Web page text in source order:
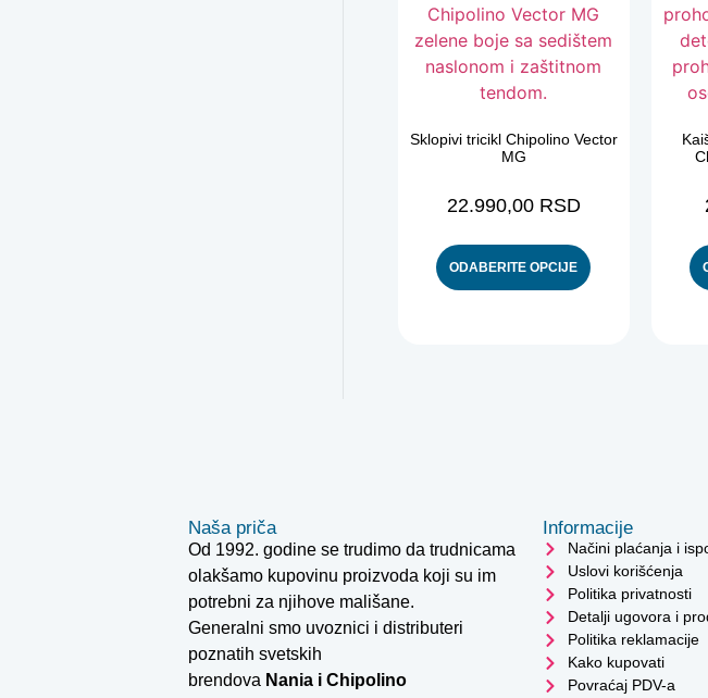
Sklopivi tricikl Chipolino Vector
MG
22.990,00 RSD
ODABERITE OPCIJE
Naša priča
Od 1992. godine se trudimo da trudnicama
olakšamo kupovinu proizvoda koji su im
potrebni za njihove mališane.
Generalni smo uvoznici i distributeri
poznatih svetskih
brendova Nania iChipolino
Informacije
Načini plaćanja i
Uslovi korišćenja
Politika privatnosti
Detalji ugovora i
Politika reklamacije
Kako kupovati
Povraćaj PDV-a